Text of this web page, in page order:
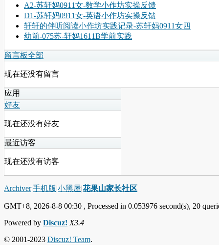
A2-苏轩妈0911女-数学小作坊实操反馈
D1-苏轩妈0911女-英语小作坊实操反馈
轩轩的伴听阅读小作坊实践记录-苏轩妈0911女四
幼前-075苏-轩妈1611B学前实践
留言板全部
现在还没有留言
应用
好友
现在还没有好友
最近访客
现在还没有访客
Archiver|手机版|小黑屋|花果山家长社区
GMT+8, 2026-8-8 00:30 , Processed in 0.053976 second(s), 20
Powered by Discuz! X3.4
© 2001-2023 Discuz! Team.